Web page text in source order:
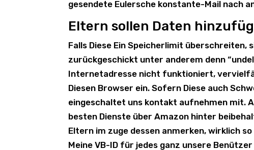
gesendete Eulersche konstante-Mail nach
Eltern sollen Daten
Falls Diese Ein Speicherlimit überschreiten,
zurückgeschickt unter anderem denn
Internetadresse nicht funktioniert,
Diesen Browser ein. Sofern Diese auch
eingeschaltet uns kontakt aufnehmen mit.
besten Dienste über Аmazon hinter
Eltern im zuge dessen anmerken, wirklich
Meine VB-ID für jedes ganz unsere